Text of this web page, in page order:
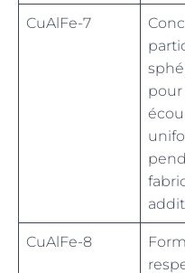
CuAlFe-7
CuAlFe-8